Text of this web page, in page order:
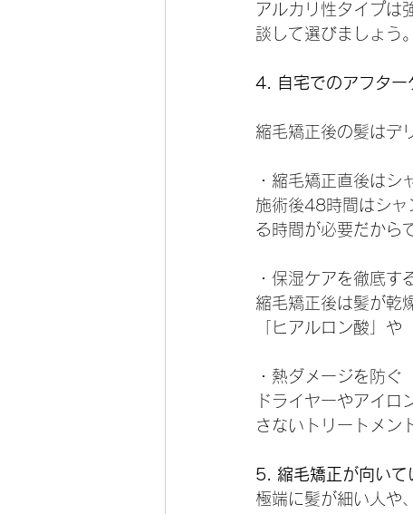
アルカリ性タイプは
談して選びましょう。
4. 自宅でのアフター
縮毛矯正後の髪はデ
・縮毛矯正直後はシ
施術後48時間はシャ
る時間が必要だから
・保湿ケアを徹底す
縮毛矯正後は髪が乾
「ヒアルロン酸」や
・熱ダメージを防ぐ
ドライヤーやアイロ
さないトリートメン
5. 縮毛矯正が向いて
極端に髪が細い人や